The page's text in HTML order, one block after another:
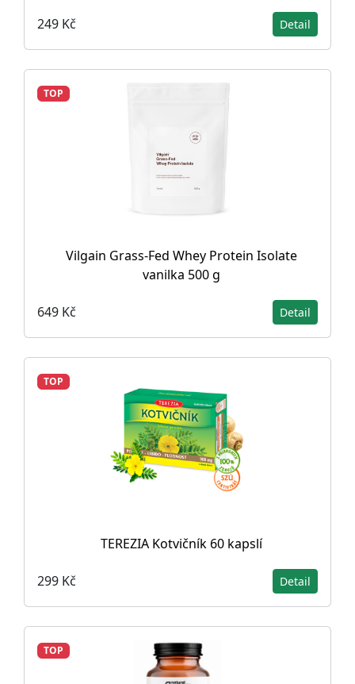
249 Kč Detail
TOP
Vilgain Grass-Fed Whey Protein Isolate
vanilka 500 g
649 Kč Detail
TOP
TEREZIA Kotvičník 60 kapslí
299 Kč Detail
TOP